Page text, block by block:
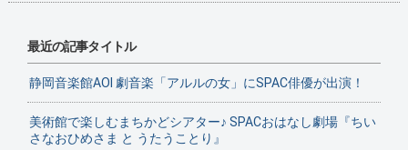
最近の記事タイトル
静岡音楽館AOI 劇音楽「アルルの女」にSPAC俳優が出演！
美術館で楽しむまちかどシアター♪ SPACおはなし劇場『ちい
さなおひめさま と うたうことり』